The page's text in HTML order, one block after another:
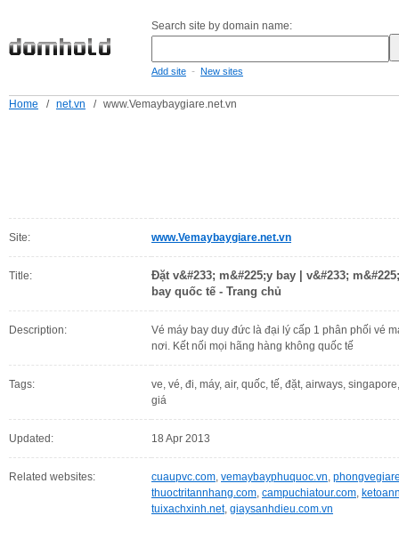
Search site by domain name:
Add site - New sites
Home / net.vn / www.Vemaybaygiare.net.vn
Site: www.Vemaybaygiare.net.vn
Title:
Đặt v&#233; m&#225;y bay | v&#233;
bay quốc tế - Trang chủ
Description:
Vé máy bay duy đức là đại lý cấp 1 phân phối vé
nơi. Kết nối mọi hãng hàng không quốc tế
Tags:
ve, vé, đi, máy, air, quốc, tế, đặt, airways,
giá
Updated: 18 Apr 2013
Related websites: cuaupvc.com, vemaybayphuquoc.vn,
thuoctritannhang.com, campuchiatour.com,
tuixachxinh.net, giaysanhdieu.com.vn